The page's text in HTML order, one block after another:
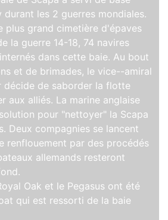
durant les 2 guerres mondiales.
plus grand cimetière d'épaves
la guerre 14-18, 74 navires
dans cette baie. Au bout
et de brimades, le vice--amiral
décide de saborder la flotte
aux alliés. La marine anglaise
pour "nettoyer" la Scapa
Deux compagnies se lancent
renflouement par des procédés
allemands resteront
Oak et le Pegasus ont été
qui est ressorti de la baie